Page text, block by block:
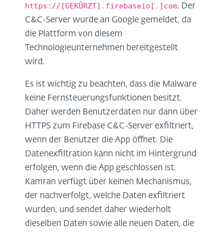
https://[GEKÜRZT].firebaseio[.]com. Der
C&C-Server wurde an Google gemeldet, da
die Plattform von diesem
Technologieunternehmen bereitgestellt
wird.
Es ist wichtig zu beachten, dass die Malware
keine Fernsteuerungsfunktionen besitzt.
Daher werden Benutzerdaten nur dann über
HTTPS zum Firebase C&C-Server exfiltriert,
wenn der Benutzer die App öffnet. Die
Datenexfiltration kann nicht im Hintergrund
erfolgen, wenn die App geschlossen ist.
Kamran verfügt über keinen Mechanismus,
der nachverfolgt, welche Daten exfiltriert
wurden, und sendet daher wiederholt
dieselben Daten sowie alle neuen Daten, die